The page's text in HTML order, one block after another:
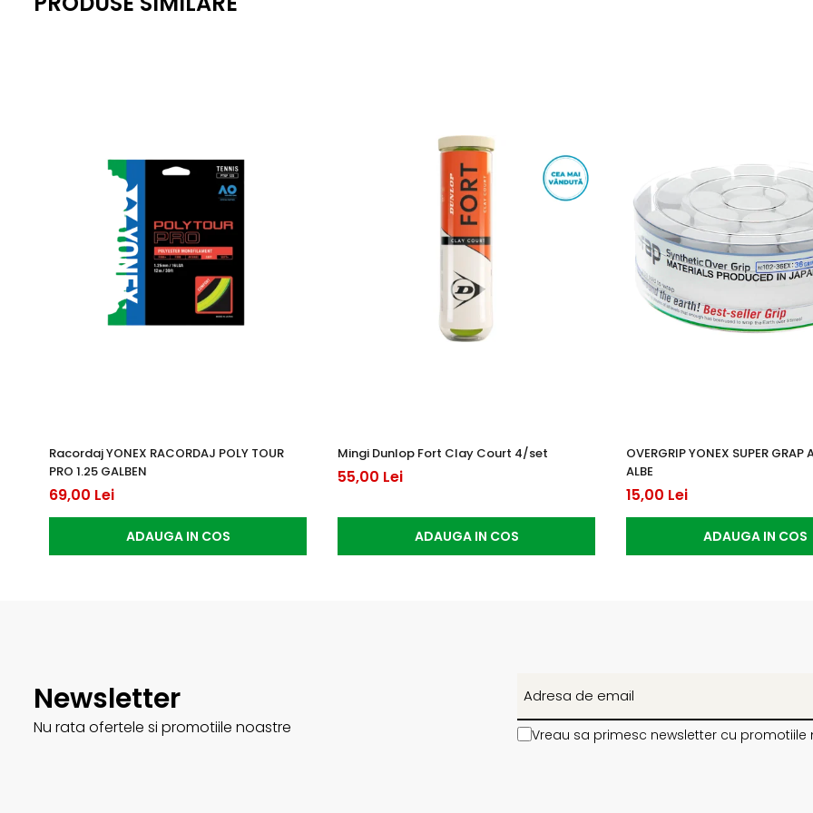
Racordaj YONEX RACORDAJ POLY TOUR
PRO 1.25 GALBEN
69,00 Lei
ADAUGA IN COS
Mingi Dunlop Fort Clay Court 4/set
55,00 Lei
ADAUGA IN COS
OVERGRIP YONEX SUPER GRAP
ALBE
15,00 Lei
ADAUGA IN COS
Newsletter
Nu rata ofertele si promotiile noastre Vreau sa primesc newsletter cu